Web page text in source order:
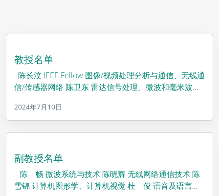
教授名单
陈长汶 IEEE Fellow 图像/视频处理分析与通信、无线通
信/传感器网络 陈卫东 雷达信号处理、微波和毫米波...
2024年7月10日
副教授名单
陈 畅 微波系统与技术 陈晓辉 无线网络通信技术 陈
雪锦 计算机图形学、计算机视觉 杜 俊 语音及语言